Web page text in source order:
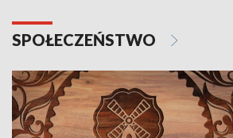
SPOŁECZEŃSTWO